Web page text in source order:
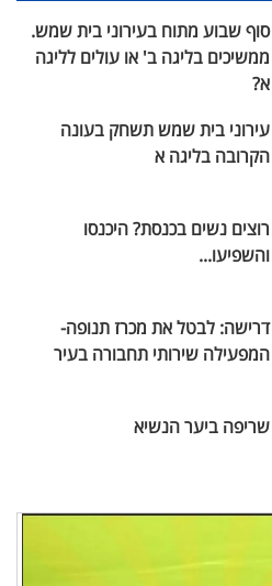
סוף שבוע מתוח בעירוני בית שמש.
ממשיכים בליגה ב' או עולים לליגה
א?
עירוני בית שמש תשחק בעונה
הקרובה בליגה א
רוצים נשים בכנסת? היכנסו
והשפיעו...
דרישה: לבטל את מכרז תנופה-
המפעילה שירותי תחבורה בעיר
שריפה ביער הנשיא